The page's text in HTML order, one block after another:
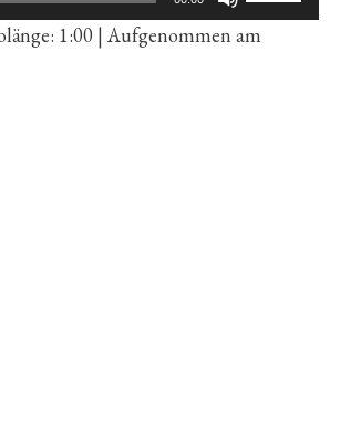
Hoch/Runter
benutzen,
1:00 | Aufgenommen am